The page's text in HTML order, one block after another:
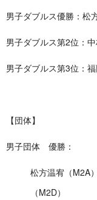
男子ダブルス優勝：松
男子ダブルス第2位：
男子ダブルス第3位：
【団体】
男子団体 優勝：
松方温宥（M2A
（M2D）